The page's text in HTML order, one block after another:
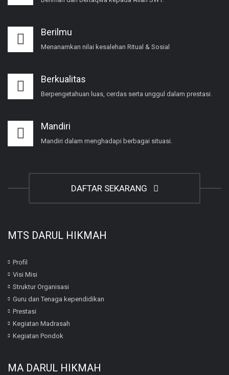
Berilmu
Menanamkan nilai kesalehan Ritual & Sosial
Berkualitas
Berpengetahuan luas, cerdas serta unggul dalam prestasi.
Mandiri
Mandiri dalam menghadapi berbagai situasi.
DAFTAR SEKARANG
MTS DARUL HIKMAH
Profil
Visi Misi
Struktur Organisasi
Guru dan Tenaga kependidikan
Prestasi
Kegiatan Madrasah
Kegiatan Pondok
MA DARUL HIKMAH